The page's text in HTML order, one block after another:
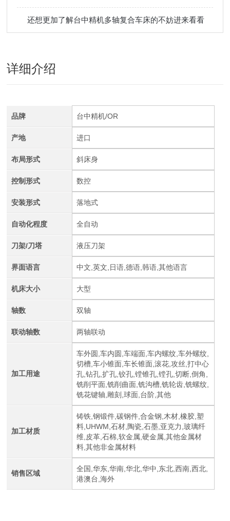
还想更加了解台中精机多轴复合车床的不妨进来看看
详细介绍
品牌 台中精机/OR
产地 进口
布局形式 斜床身
控制形式 数控
安装形式 落地式
自动化程度 全自动
刀架/刀塔 液压刀架
界面语言 中文,英文,日语,德语,韩语,其他语言
机床大小 大型
轴数 双轴
联动轴数 两轴联动
加工用途
车外圆,车内圆,车端面,车内螺纹,车外螺纹,
切槽,车小锥面,车长锥面,滚花,攻丝,打中心
孔,钻孔,扩孔,铰孔,镗锥孔,镗孔,切断,倒角,
铣削平面,铣削曲面,铣沟槽,铣轮齿,铣螺纹,
铣花键轴,雕刻,球面,台阶,其他
加工材质
铸铁,钢锻件,碳钢件,合金钢,木材,橡胶,塑
料,UHWM,石材,陶瓷,石墨,亚克力,玻璃纤
维,皮革,石棉,软金属,硬金属,其他金属材
料,其他非金属材料
销售区域
全国,华东,华南,华北,华中,东北,西南,西北,
港澳台,海外